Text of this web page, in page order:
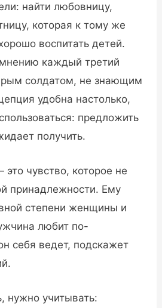
найти любовницу,
которая к тому же
воспитать детей.
каждый третий
солдатом, не знающим
удобна настолько,
предложить
получить.
чувство, которое не
принадлежности. Ему
степени женщины и
любит по-
себя ведет, подскажет
нужно учитывать: